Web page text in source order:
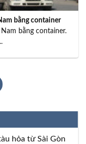
bằng container
bằng container.
hỏa từ Sài Gòn